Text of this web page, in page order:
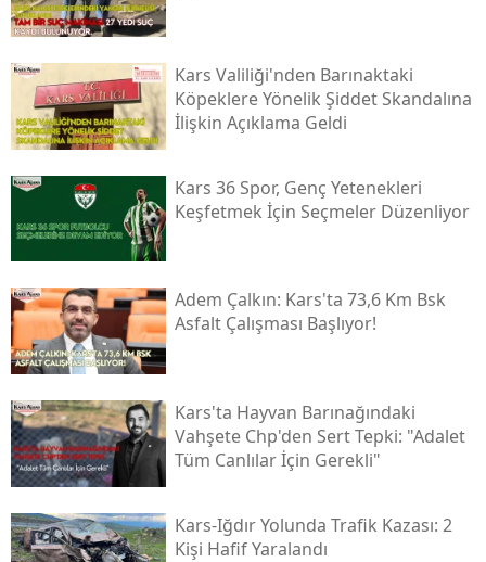
Yalova
Kilis
Kars Valiliği'nden Barınaktaki
Köpeklere Yönelik Şiddet Skandalına
İlişkin Açıklama Geldi
Kars 36 Spor, Genç Yetenekleri
Keşfetmek İçin Seçmeler Düzenliyor
Adem Çalkın: Kars'ta 73,6 Km Bsk
Asfalt Çalışması Başlıyor!
Kars'ta Hayvan Barınağındaki
Vahşete Chp'den Sert Tepki: "adalet
Tüm Canlılar İçin Gerekli"
Kars-Iğdır Yolunda Trafik Kazası: 2
Kişi Hafif Yaralandı